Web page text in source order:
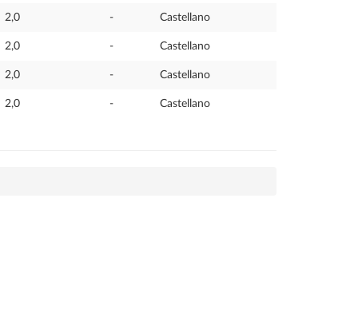
2,0 - Castellano
2,0 - Castellano
2,0 - Castellano
2,0 - Castellano